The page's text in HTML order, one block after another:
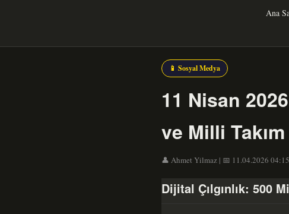
Ana
📱 Sosyal Medya
11 Nisan
ve Milli Takım
👤 Ahmet Yilmaz | 📅 11.04.2026
Dijital Çılgınlık: 500